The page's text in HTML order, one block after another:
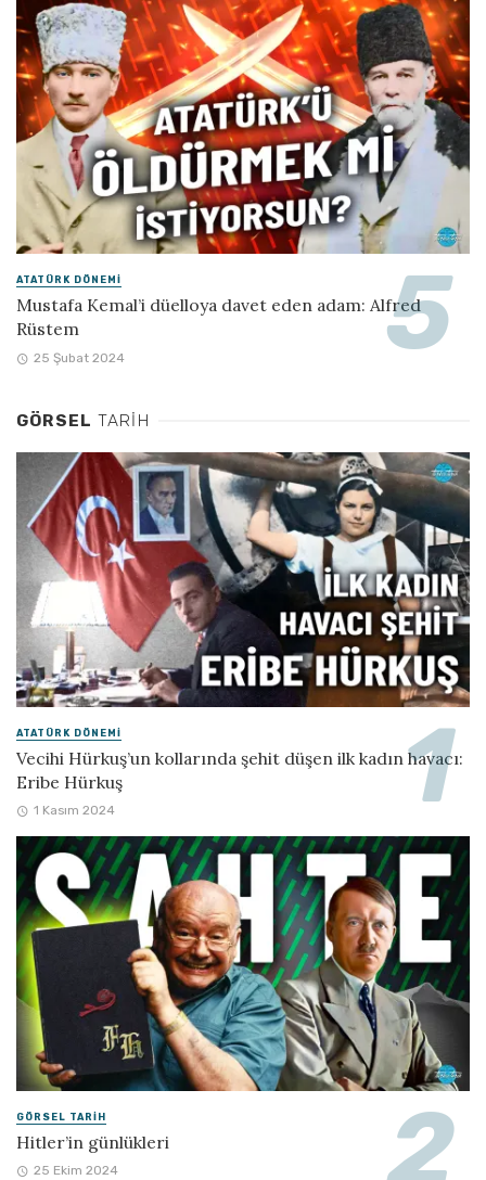
ATATÜRK DÖNEMI
Mustafa Kemal’i düelloya davet eden adam: Alfred
Rüstem
25 Şubat 2024
GÖRSEL TARIH
ATATÜRK DÖNEMI
Vecihi Hürkuş’un kollarında şehit düşen ilk kadın havacı:
Eribe Hürkuş
1 Kasım 2024
GÖRSEL TARIH
Hitler’in günlükleri
25 Ekim 2024